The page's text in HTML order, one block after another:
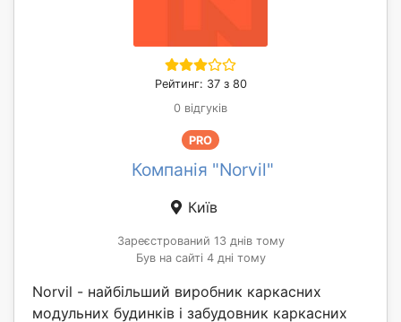
Рейтинг: 37 з 80
0 відгуків
PRO
Компанія "Norvil"
Київ
Зареєстрований 13 днів тому
Був на сайті 4 дні тому
Norvil - найбільший виробник каркасних
модульних будинків і забудовник каркасних